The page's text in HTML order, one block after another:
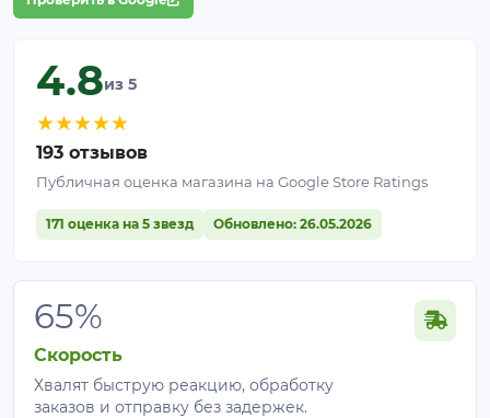
4.8из 5
★★★★★
193 отзывов
Публичная оценка магазина на Google Store Ratings
171 оценка на 5 звезд Обновлено: 26.05.2026
65%
Скорость
Хвалят быструю реакцию, обработку
заказов и отправку без задержек.